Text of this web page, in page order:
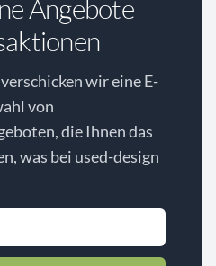
Angebote
wir eine E-
von
die Ihnen das
was bei used-design